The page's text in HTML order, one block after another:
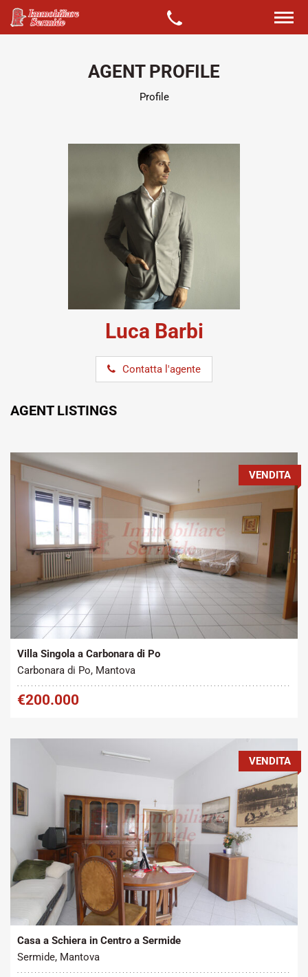
AGENT PROFILE
Profile
Luca Barbi
Contatta l'agente
AGENT LISTINGS
Tipo contratto:
Vendita
Metratura Commerciale:
350 m2
VENDITA
Villa Singola a Carbonara di Po
Carbonara di Po, Mantova
€200.000
Tipo contratto:
Vendita
Metratura Commerciale:
145 m
VENDITA
Casa a Schiera in Centro a Sermide
Sermide, Mantova